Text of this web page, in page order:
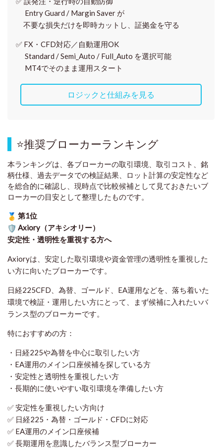
Entry Guard / Margin Saver が
不要な損失だけを即時カットし、証拠金を守る
✅ FX・CFD対応／自動運用OK
Standard / Semi_Auto / Full_Auto を選択可能
MT4でそのまま運用スタート
ロジックと仕組みを見る
⭐推奨ブローカーランキング
本ランキングは、各ブローカーの取引環境、取引コスト、銘
柄仕様、過去データでの検証結果、ロット計算の安定性など
を総合的に確認し、現時点で比較候補として見ておきたいブ
ローカーの目安として整理したものです。
第1位
Axiory（アキシオリー）
安定性・透明性を重視する方へ
Axioryは、安定した取引環境や資金管理の透明性を重視した
い方に向いたブローカーです。
日経225CFD、為替、ゴールド、EA運用などを、落ち着いた
環境で検証・運用したい方にとって、まず候補に入れたいバ
ランス型のブローカーです。
特におすすめの方：
・日経225や為替を中心に取引したい方
・EA運用のメイン口座候補を探している方
・安定性と透明性を重視したい方
・長期的に使いやすい取引環境を準備したい方
✅ 安定性を重視したい方向け
✅ 日経225・為替・ゴールド・CFDに対応
✅ EA運用のメイン口座候補
✅ 長期運用を意識したバランス型ブローカー